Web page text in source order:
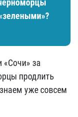
«Сочи» за
продлить
уже совсем